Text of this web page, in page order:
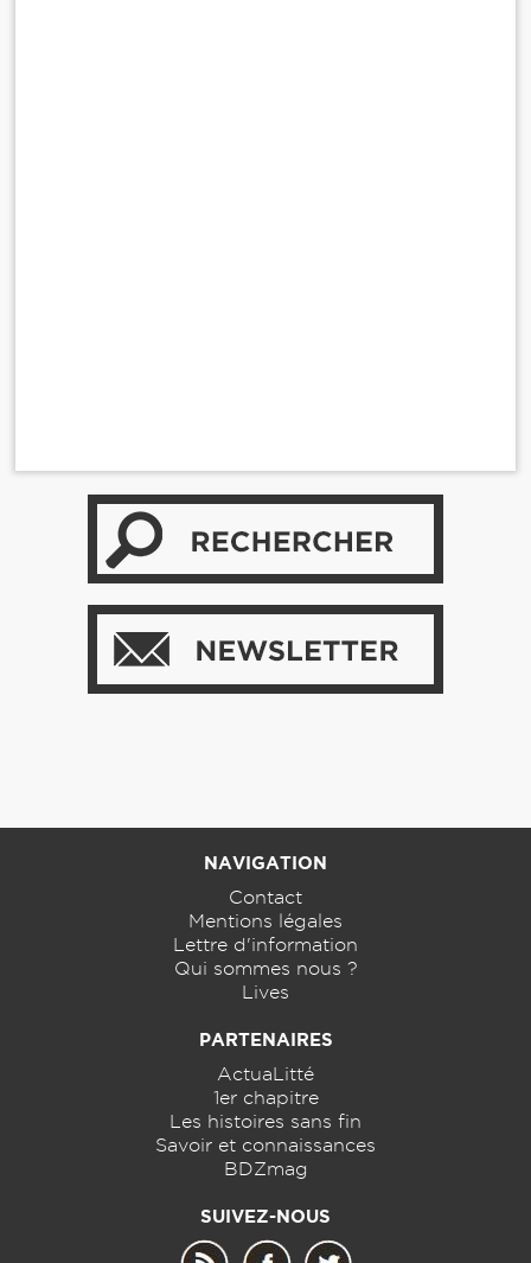
NAVIGATION
Contact
Mentions légales
Lettre d'information
Qui sommes nous ?
Lives
PARTENAIRES
ActuaLitté
1er chapitre
Les histoires sans fin
Savoir et connaissances
BDZmag
SUIVEZ-NOUS